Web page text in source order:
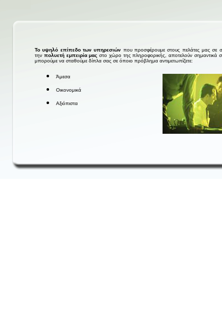
Το υψηλό επίπεδο των υπηρεσιών που προσφέρουμε στους πελάτες μας σε
την πολυετή εμπειρία μας στο χώρο της πληροφορικής, αποτελούν σημαντικά
μπορούμε να σταθούμε δίπλα σας σε όποιο πρόβλημα αντιμετωπίζετε:
Άμεσα
Οικονομικά
Αξιόπιστα